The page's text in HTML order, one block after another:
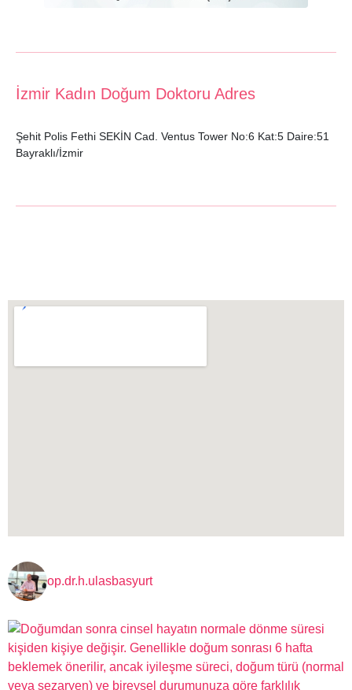
İzmir Kadın Doğum Doktoru Adres
Şehit Polis Fethi SEKİN Cad. Ventus Tower No:6 Kat:5 Daire:51
Bayraklı/İzmir
op.dr.h.ulasbasyurt